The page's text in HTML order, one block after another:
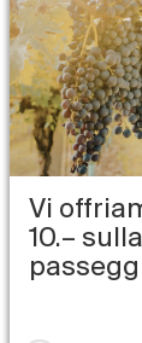
Vi
10.–